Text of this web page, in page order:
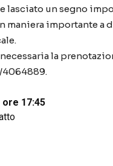
lasciato un segno
importante a
la
4064889.
17:45